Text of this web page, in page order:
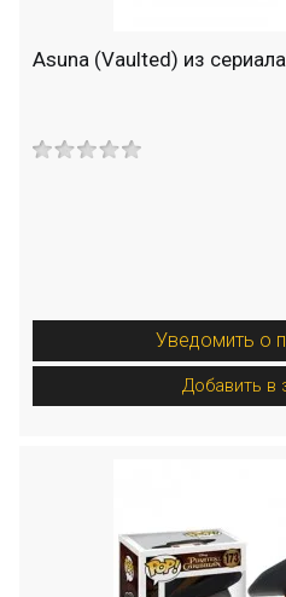
Asuna (Vaulted) из
Уведомить о
Добавить в